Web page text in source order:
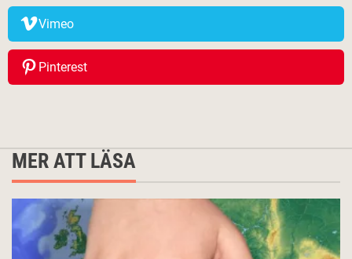
Vimeo
Pinterest
MER ATT LÄSA